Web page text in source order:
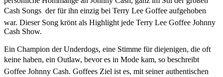
Cash Songs  der für ihn einzig bei Terry Lee Goffee aufgehoben
war. Dieser Song krönt als Highlight jede Terry Lee Goffee Johnny
Cash Show.
Ein Champion der Underdogs, eine Stimme für diejenigen, die oft
keine haben, ein Outlaw, bevor es in Mode kam, so beschreibt
Goffee Johnny Cash. Goffees Ziel ist es, mit seiner authentischen